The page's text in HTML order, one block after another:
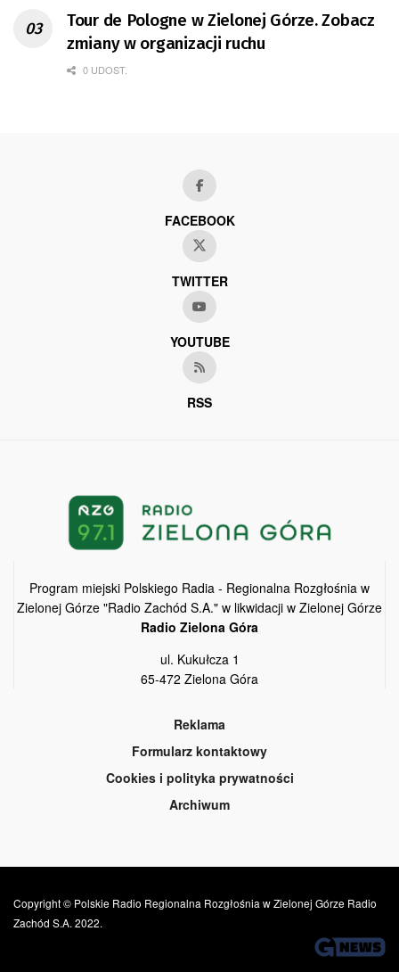
Tour de Pologne w Zielonej Górze. Zobacz
zmiany w organizacji ruchu
0 UDOST.
FACEBOOK
TWITTER
YOUTUBE
RSS
Program miejski Polskiego Radia - Regionalna Rozgłośnia w
Zielonej Górze "Radio Zachód S.A." w likwidacji w Zielonej Górze
Radio Zielona Góra
ul. Kukułcza 1
65-472 Zielona Góra
Reklama
Formularz kontaktowy
Cookies i polityka prywatności
Archiwum
Copyright © Polskie Radio Regionalna Rozgłośnia w Zielonej Górze Radio
Zachód S.A. 2022.